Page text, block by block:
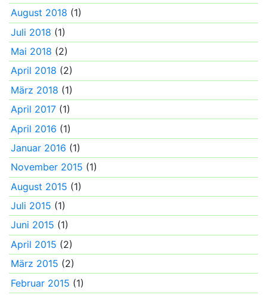
August 2018 (1)
Juli 2018 (1)
Mai 2018 (2)
April 2018 (2)
März 2018 (1)
April 2017 (1)
April 2016 (1)
Januar 2016 (1)
November 2015 (1)
August 2015 (1)
Juli 2015 (1)
Juni 2015 (1)
April 2015 (2)
März 2015 (2)
Februar 2015 (1)